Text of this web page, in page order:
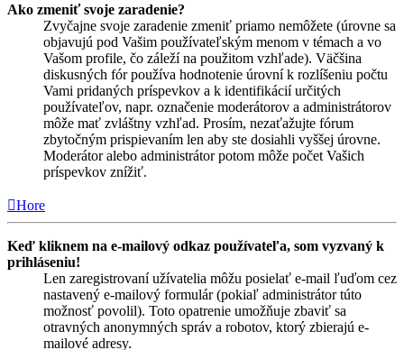
Ako zmeniť svoje zaradenie?
Zvyčajne svoje zaradenie zmeniť priamo nemôžete (úrovne sa
objavujú pod Vašim používateľským menom v témach a vo
Vašom profile, čo záleží na použitom vzhľade). Väčšina
diskusných fór používa hodnotenie úrovní k rozlíšeniu počtu
Vami pridaných príspevkov a k identifikácií určitých
používateľov, napr. označenie moderátorov a administrátorov
môže mať zvláštny vzhľad. Prosím, nezaťažujte fórum
zbytočným prispievaním len aby ste dosiahli vyššej úrovne.
Moderátor alebo administrátor potom môže počet Vašich
príspevkov znížiť.
Hore
Keď kliknem na e-mailový odkaz používateľa, som vyzvaný k
prihláseniu!
Len zaregistrovaní užívatelia môžu posielať e-mail ľuďom cez
nastavený e-mailový formulár (pokiaľ administrátor túto
možnosť povolil). Toto opatrenie umožňuje zbaviť sa
otravných anonymných správ a robotov, ktorý zbierajú e-
mailové adresy.